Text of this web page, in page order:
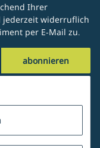
Ihrer
jederzeit widerruflich
per E-Mail zu.
abonnieren